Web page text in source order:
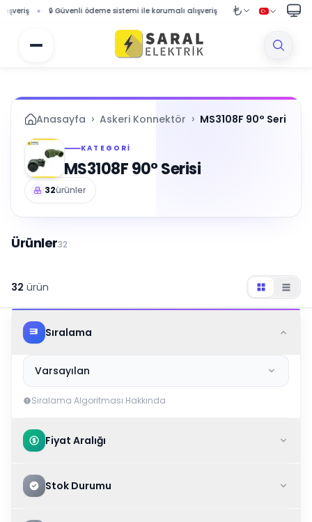
sistemi ile korumalı alışveriş 🚚 1000 TL ve üzeri siparişlerde ücretsiz kargo
Anasayfa › Askeri Konnektör › MS3108F 90° Serisi
KATEGORI
MS3108F 90° Serisi
32ürünler
Ürünler32
32 ürün
Sıralama
Varsayılan
Sıralama Algoritması Hakkında
Fiyat Aralığı
Stok Durumu